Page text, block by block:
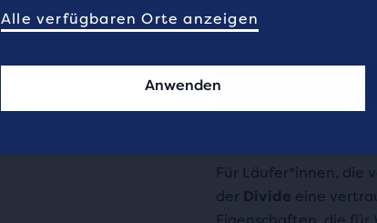
Trail-Wettkämpfe wie
Für Läufer*innen, die
der Divide eine
Alle verfügbaren Orte anzeigen
Anwenden